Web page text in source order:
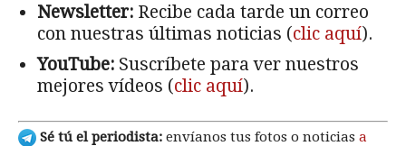
Newsletter: Recibe cada tarde un correo
con nuestras últimas noticias (clic aquí).
YouTube: Suscríbete para ver nuestros
mejores vídeos (clic aquí).
Sé tú el periodista: envíanos tus fotos o noticias a